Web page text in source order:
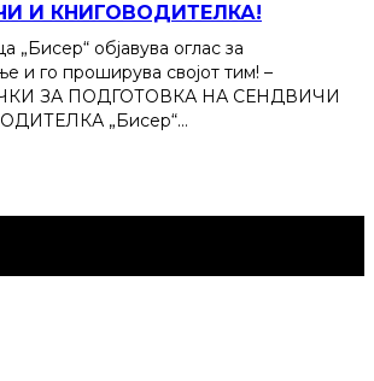
И КНИГОВОДИТЕЛКА!
„Бисер“ објавува оглас за
и го проширува својот тим! –
ЗА ПОДГОТОВКА НА СЕНДВИЧИ
„Бисер“…